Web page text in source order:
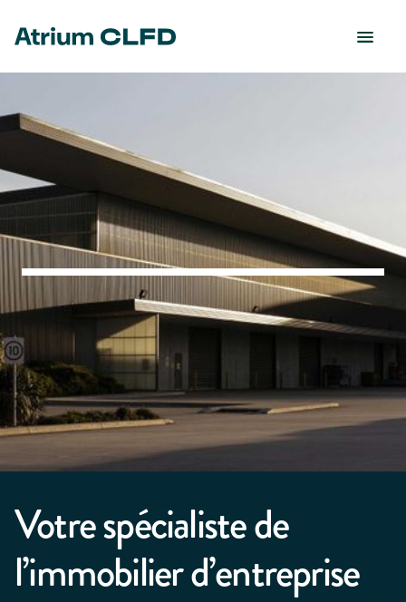
Votre spécialiste de
l’immobilier d’entreprise